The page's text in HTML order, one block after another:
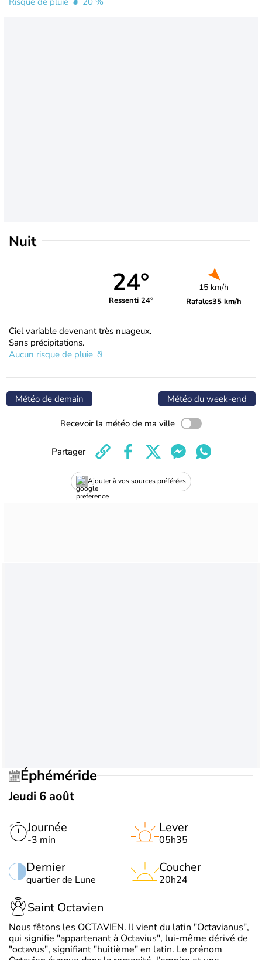
Nuit
24°
Ressenti 24°
15 km/h
Rafales35 km/h
Ciel variable devenant très nuageux.
Sans précipitations.
Aucun risque de pluie
Météo de demain Météo du week-end
Recevoir la météo de ma ville
Ajouter à vos sources préférées
Partager
Éphéméride
Jeudi 6 août
Journée
-3 min
Dernier
quartier de Lune
Lever
05h35
Coucher
20h24
Saint Octavien
Nous fêtons les OCTAVIEN. Il vient du latin "Octavianus",
qui signifie "appartenant à Octavius", lui-même dérivé de
"octavus", signifiant "huitième" en latin. Le prénom